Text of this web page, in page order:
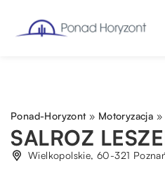
Ponad-Horyzont» Motoryzacja »
SALROZ
Wielkopolskie, 60-321